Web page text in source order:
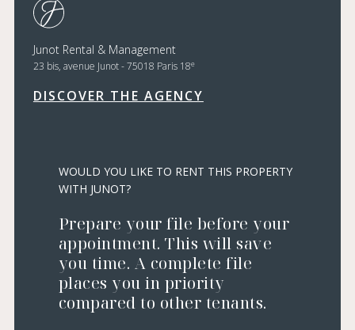
Junot Rental & Management
23 bis, avenue Junot - 75018 Paris 18e
DISCOVER THE AGENCY
WOULD YOU LIKE TO RENT THIS PROPERTY
WITH JUNOT?
Prepare your file before your
appointment. This will save
you time. A complete file
places you in priority
compared to other tenants.